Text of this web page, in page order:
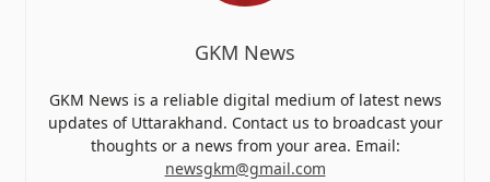
GKM News
GKM News is a reliable digital medium of latest news
updates of Uttarakhand. Contact us to broadcast your
thoughts or a news from your area. Email:
newsgkm@gmail.com